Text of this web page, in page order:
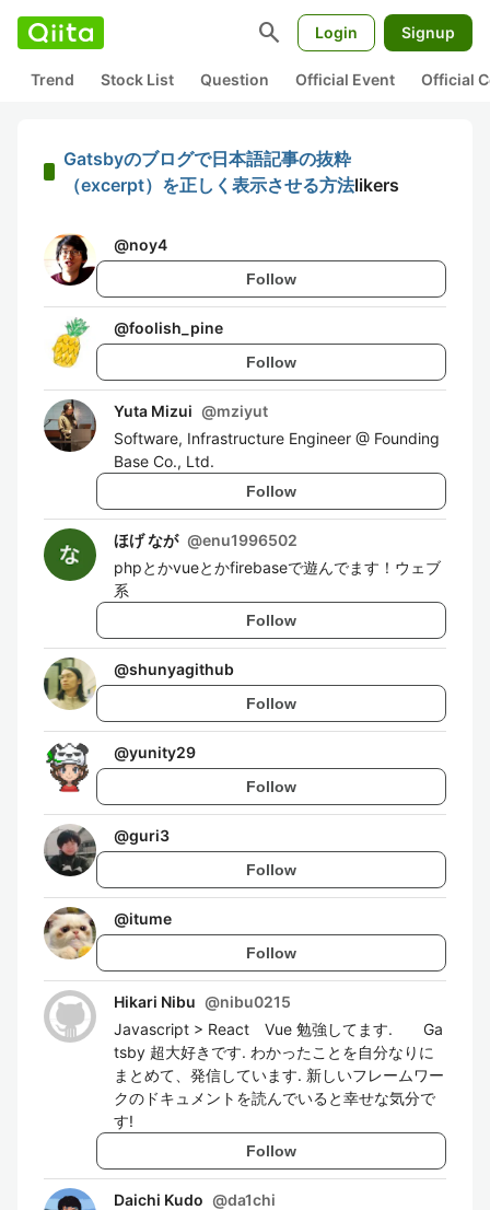
search Login Signup
Trend Stock List Question Official Event Official
Gatsbyのブログで日本語記事の抜粋
（excerpt）を正しく表示させる方法likers
@noy4
Follow
@foolish_pine
Follow
Yuta Mizui @mziyut
Software, Infrastructure Engineer @ Founding
Base Co., Ltd.
Follow
ほげ なが @enu1996502
phpとかvueとかfirebaseで遊んでます！ウェブ
系
Follow
@shunyagithub
Follow
@yunity29
Follow
@guri3
Follow
@itume
Follow
Hikari Nibu @nibu0215
Javascript > React Vue 勉強してます. Ga
tsby 超大好きです. わかったことを自分なりに
まとめて、発信しています. 新しいフレームワー
クのドキュメントを読んでいると幸せな気分で
す!
Follow
Daichi Kudo @da1chi